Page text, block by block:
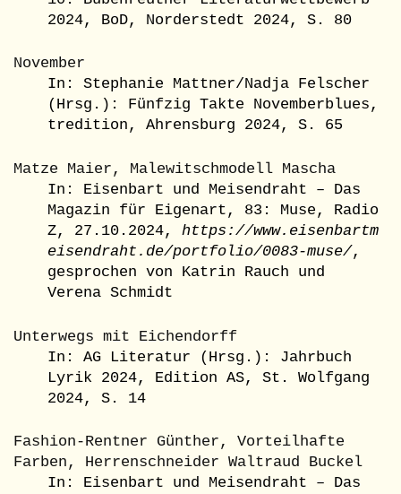
2024, BoD, Norderstedt 2024, S. 80
November
In: Stephanie Mattner/Nadja Felscher
(Hrsg.): Fünfzig Takte Novemberblues,
tredition, Ahrensburg 2024, S. 65
Matze Maier, Malewitschmodell Mascha
In: Eisenbart und Meisendraht – Das
Magazin für Eigenart, 83: Muse, Radio
Z, 27.10.2024,https://www.eisenbartm
eisendraht.de/portfolio/0083-muse/,
gesprochen von Katrin Rauch und
Verena Schmidt
Unterwegs mit Eichendorff
In: AG Literatur (Hrsg.): Jahrbuch
Lyrik 2024, Edition AS, St. Wolfgang
2024, S. 14
Fashion-Rentner Günther, Vorteilhafte
Farben, Herrenschneider Waltraud Buckel
In: Eisenbart und Meisendraht – Das